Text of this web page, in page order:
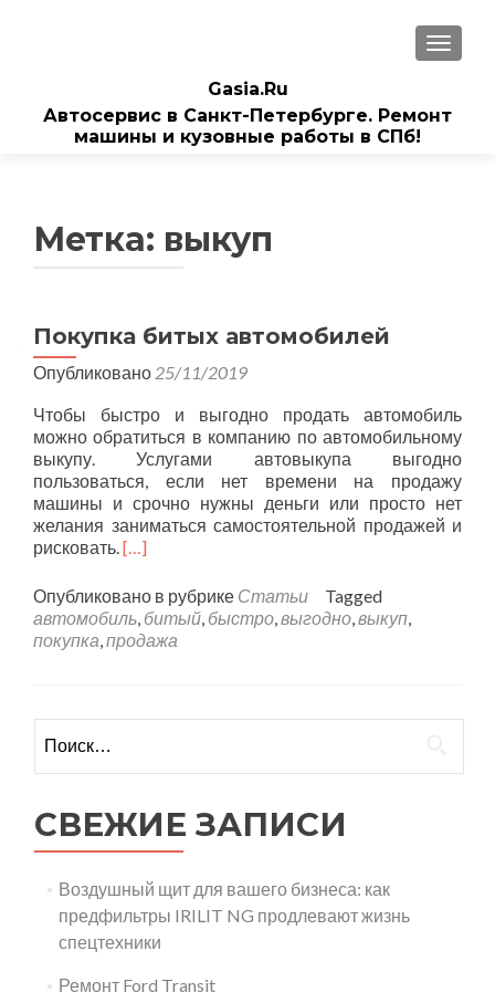
Gasia.Ru
Автосервис в Санкт-Петербурге. Ремонт
машины и кузовные работы в СПб!
Метка: выкуп
Покупка битых автомобилей
Опубликовано 25/11/2019
Чтобы быстро и выгодно продать автомобиль
можно обратиться в компанию по автомобильному
выкупу. Услугами автовыкупа выгодно
пользоваться, если нет времени на продажу
машины и срочно нужны деньги или просто нет
желания заниматься самостоятельной продажей и
рисковать.[…]
Опубликовано в рубрике Статьи
Tagged
автомобиль, битый, быстро,выгодно,выкуп,
покупка,продажа
СВЕЖИЕ ЗАПИСИ
Воздушный щит для вашего бизнеса: как
предфильтры IRILIT NG продлевают жизнь
спецтехники
Ремонт Ford Transit